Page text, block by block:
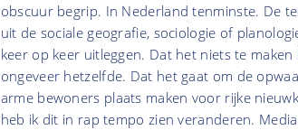
obscuur begrip. In Nederland tenminste. De
uit de sociale geografie, sociologie of
keer op keer uitleggen. Dat het niets te
ongeveer hetzelfde. Dat het gaat om de
arme bewoners plaats maken voor rijke
heb ik dit in rap tempo zien veranderen.